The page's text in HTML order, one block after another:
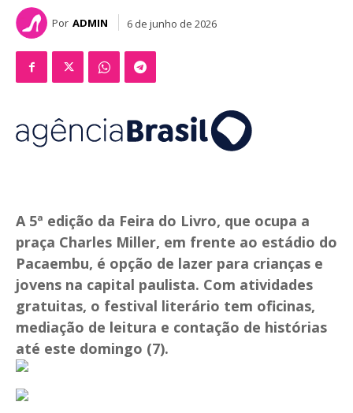
Por ADMIN 6 de junho de 2026
A 5ª edição da Feira do Livro, que ocupa a
praça Charles Miller, em frente ao estádio do
Pacaembu, é opção de lazer para crianças e
jovens na capital paulista. Com atividades
gratuitas, o festival literário tem oficinas,
mediação de leitura e contação de histórias
até este domingo (7).